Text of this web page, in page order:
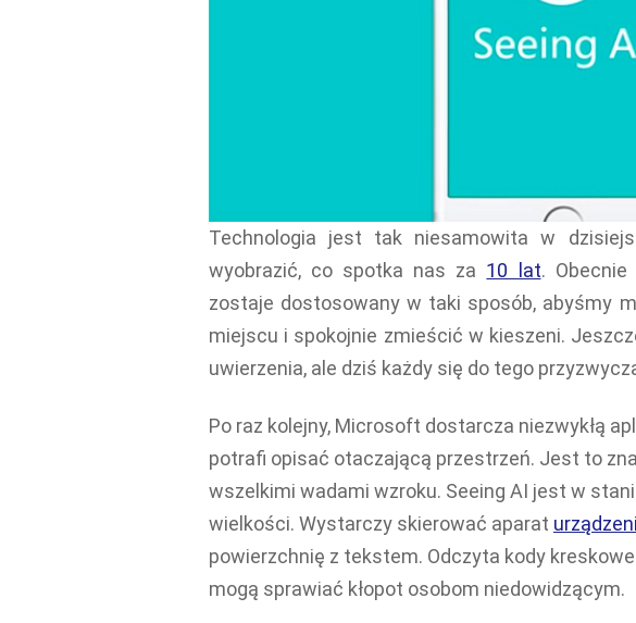
Technologia jest tak niesamowita w
wyobrazić, co spotka nas za 10 lat.
zostaje dostosowany w taki sposób, abyśmy
miejscu i spokojnie zmieścić w kieszeni.
uwierzenia, ale dziś każdy się do tego
Po raz kolejny, Microsoft dostarcza niezwykłą
potrafi opisać otaczającą przestrzeń. Jest to
wszelkimi wadami wzroku. Seeing AI jest w
wielkości. Wystarczy skierować aparat
powierzchnię z tekstem. Odczyta kody
mogą sprawiać kłopot osobom niedowidzącym.